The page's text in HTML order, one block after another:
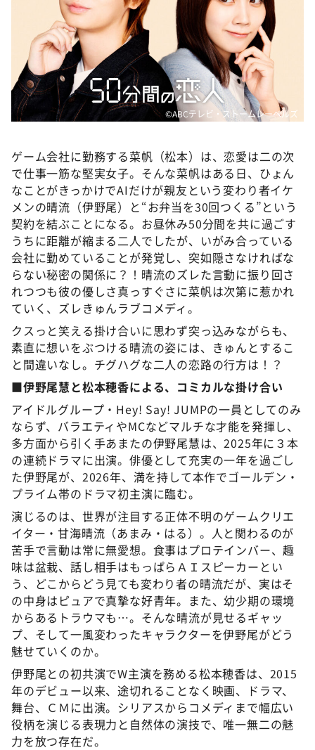
ＬＩＦＥ～夢のカタチ～
新婚さんいらっしゃい！
ポツンと一軒家
ザキ山小屋本館
ぺこぱのまるスポ
©ABCテレビ・ストームレーベルズ
ゲーム会社に勤務する菜帆（松本）は、恋愛は二の次
で仕事一筋な堅実女子。そんな菜帆はある日、ひょん
なことがきっかけでAIだけが親友という変わり者イケ
メンの晴流（伊野尾）と“お弁当を30回つくる”という
契約を結ぶことになる。お昼休み50分間を共に過ごす
うちに距離が縮まる二人でしたが、いがみ合っている
会社に勤めていることが発覚し、突如隠さなければな
らない秘密の関係に？！晴流のズレた言動に振り回さ
れつつも彼の優しさ真っすぐさに菜帆は次第に惹かれ
ていく、ズレきゅんラブコメディ。
クスっと笑える掛け合いに思わず突っ込みながらも、
素直に想いをぶつける晴流の姿には、きゅんとするこ
と間違いなし。チグハグな二人の恋路の行方は！？
■伊野尾慧と松本穂香による、コミカルな掛け合い
アイドルグループ・Hey! Say! JUMPの一員としてのみ
ならず、バラエティやMCなどマルチな才能を発揮し、
多方面から引く手あまたの伊野尾慧は、2025年に３本
の連続ドラマに出演。俳優として充実の一年を過ごし
た伊野尾が、2026年、満を持して本作でゴールデン・
プライム帯のドラマ初主演に臨む。
演じるのは、世界が注目する正体不明のゲームクリエ
イター・甘海晴流（あまみ・はる）。人と関わるのが
苦手で言動は常に無愛想。食事はプロテインバー、趣
味は盆栽、話し相手はもっぱらＡＩスピーカーとい
う、どこからどう見ても変わり者の晴流だが、実はそ
の中身はピュアで真摯な好青年。また、幼少期の環境
からあるトラウマも…。そんな晴流が見せるギャッ
プ、そして一風変わったキャラクターを伊野尾がどう
魅せていくのか。
伊野尾との初共演でW主演を務める松本穂香は、2015
年のデビュー以来、途切れることなく映画、ドラマ、
舞台、ＣＭに出演。シリアスからコメディまで幅広い
役柄を演じる表現力と自然体の演技で、唯一無二の魅
力を放つ存在だ。